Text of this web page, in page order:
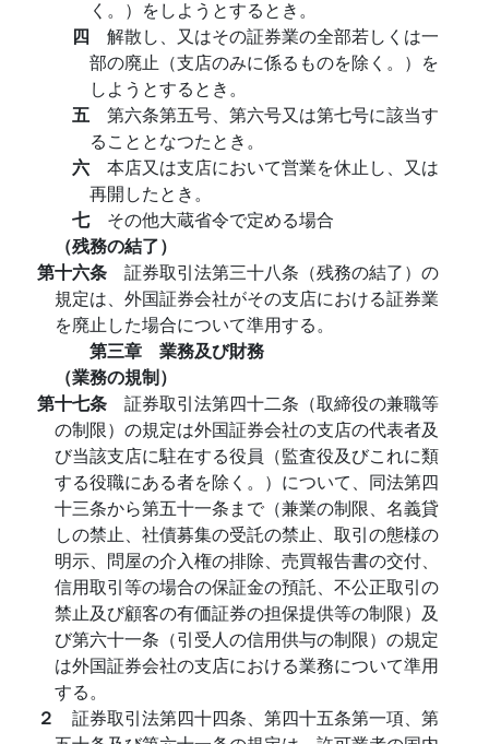
く。）をしようとするとき。
四 解散し、又はその証券業の全部若しくは一
部の廃止（支店のみに係るものを除く。）を
しようとするとき。
五 第六条第五号、第六号又は第七号に該当す
ることとなつたとき。
六 本店又は支店において営業を休止し、又は
再開したとき。
七 その他大蔵省令で定める場合
（残務の結了）
第十六条 証券取引法第三十八条（残務の結了）の
規定は、外国証券会社がその支店における証券業
を廃止した場合について準用する。
第三章 業務及び財務
（業務の規制）
第十七条 証券取引法第四十二条（取締役の兼職等
の制限）の規定は外国証券会社の支店の代表者及
び当該支店に駐在する役員（監査役及びこれに類
する役職にある者を除く。）について、同法第四
十三条から第五十一条まで（兼業の制限、名義貸
しの禁止、社債募集の受託の禁止、取引の態様の
明示、問屋の介入権の排除、売買報告書の交付、
信用取引等の場合の保証金の預託、不公正取引の
禁止及び顧客の有価証券の担保提供等の制限）及
び第六十一条（引受人の信用供与の制限）の規定
は外国証券会社の支店における業務について準用
する。
２ 証券取引法第四十四条、第四十五条第一項、第